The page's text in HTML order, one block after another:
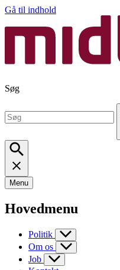
Gå til indhold
Søg
Menu
Hovedmenu
Politik
Om os
Job